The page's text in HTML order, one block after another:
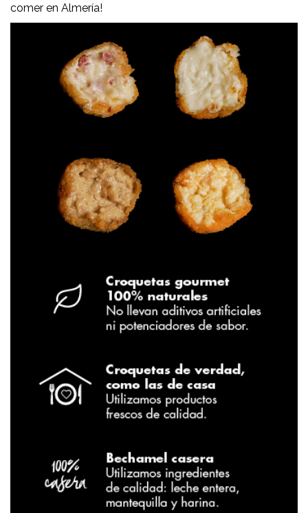
comer en Almería!